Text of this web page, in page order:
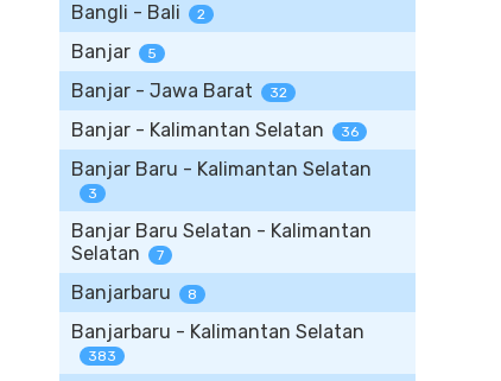
Bangli - Bali 2
Banjar 5
Banjar - Jawa Barat 32
Banjar - Kalimantan Selatan 36
Banjar Baru - Kalimantan Selatan
3
Banjar Baru Selatan - Kalimantan
Selatan
7
Banjarbaru 8
Banjarbaru - Kalimantan Selatan
383